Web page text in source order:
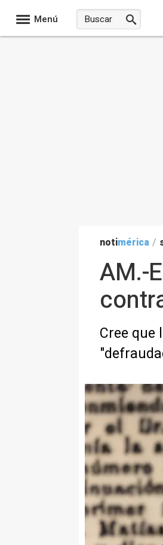
Menú
notimérica /
AM.-
Cree